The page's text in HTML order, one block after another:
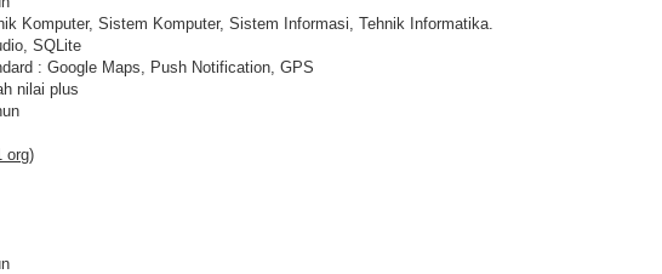
Komputer, Sistem Komputer, Sistem Informasi, Tehnik Informatika.
SQLite
: Google Maps, Push Notification, GPS
nilai plus
org)